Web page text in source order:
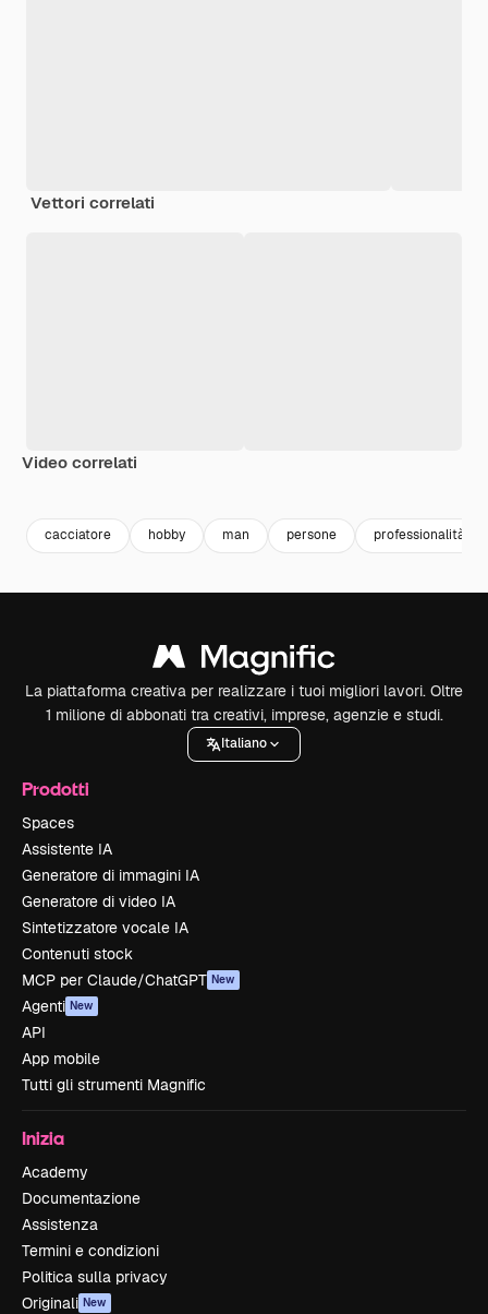
Vettori correlati
Video correlati
cacciatore hobby man persone professionalità
La piattaforma creativa per realizzare i tuoi migliori lavori. Oltre
1 milione di abbonati tra creativi, imprese, agenzie e studi.
Italiano
Prodotti
Spaces
Assistente IA
Generatore di immagini IA
Generatore di video IA
Sintetizzatore vocale IA
Contenuti stock
MCP per Claude/ChatGPT New
Agenti New
API
App mobile
Tutti gli strumenti Magnific
Inizia
Academy
Documentazione
Assistenza
Termini e condizioni
Politica sulla privacy
Originali New